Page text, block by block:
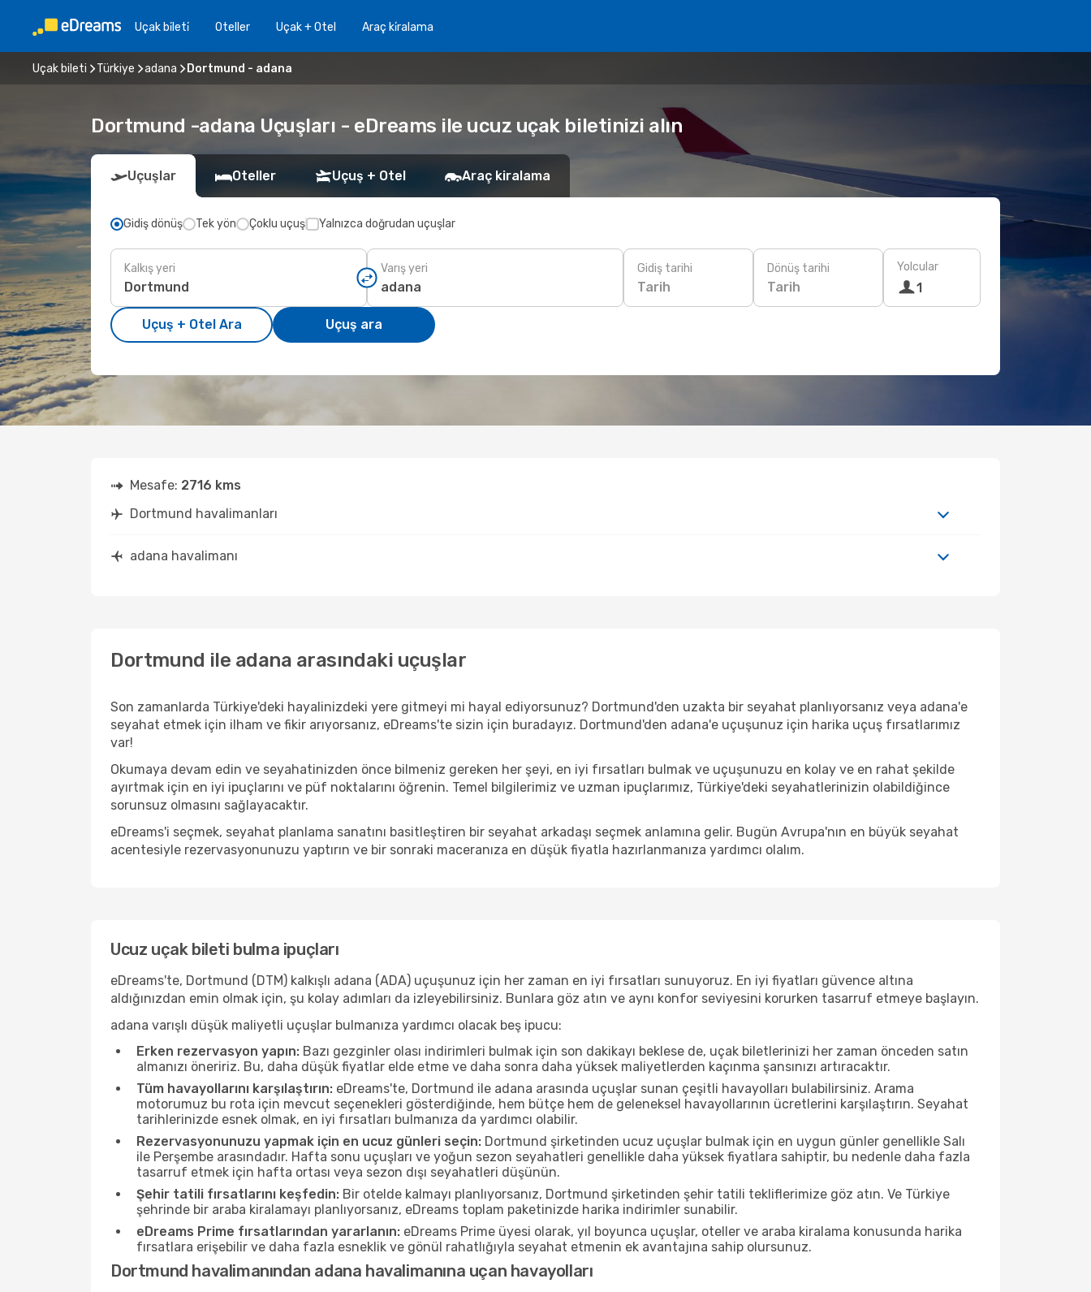
Uçak bi̇leti̇ Oteller Uçak + Otel Araç ki̇ralama
Uçak bileti Türkiye adana Dortmund - adana
Dortmund -adana Uçuşları - eDreams ile ucuz uçak biletinizi alın
Uçuşlar Oteller Uçuş + Otel Araç kiralama
Gidiş dönüş Tek yön Çoklu uçuş Yalnızca doğrudan uçuşlar
Kalkış yeri Varış yeri Gidiş tarihi
Tarih
Dönüş tarihi
Tarih
Yolcular
1
Uçuş + Otel Ara Uçuş ara
Mesafe: 2716 kms
Dortmund havalimanları
adana havalimanı
Dortmund ile adana arasındaki uçuşlar
Son zamanlarda Türkiye'deki hayalinizdeki yere gitmeyi mi hayal ediyorsunuz? Dortmund'den uzakta bir seyahat planlıyorsanız veya adana'e
seyahat etmek için ilham ve fikir arıyorsanız, eDreams'te sizin için buradayız. Dortmund'den adana'e uçuşunuz için harika uçuş fırsatlarımız
var!
Okumaya devam edin ve seyahatinizden önce bilmeniz gereken her şeyi, en iyi fırsatları bulmak ve uçuşunuzu en kolay ve en rahat şekilde
ayırtmak için en iyi ipuçlarını ve püf noktalarını öğrenin. Temel bilgilerimiz ve uzman ipuçlarımız, Türkiye'deki seyahatlerinizin olabildiğince
sorunsuz olmasını sağlayacaktır.
eDreams'i seçmek, seyahat planlama sanatını basitleştiren bir seyahat arkadaşı seçmek anlamına gelir. Bugün Avrupa'nın en büyük seyahat
acentesiyle rezervasyonunuzu yaptırın ve bir sonraki maceranıza en düşük fiyatla hazırlanmanıza yardımcı olalım.
Ucuz uçak bileti bulma ipuçları
eDreams'te, Dortmund (DTM) kalkışlı adana (ADA) uçuşunuz için her zaman en iyi fırsatları sunuyoruz. En iyi fiyatları güvence altına
aldığınızdan emin olmak için, şu kolay adımları da izleyebilirsiniz. Bunlara göz atın ve aynı konfor seviyesini korurken tasarruf etmeye başlayın.
adana varışlı düşük maliyetli uçuşlar bulmanıza yardımcı olacak beş ipucu:
Erken rezervasyon yapın: Bazı gezginler olası indirimleri bulmak için son dakikayı beklese de, uçak biletlerinizi her zaman önceden satın
almanızı öneririz. Bu, daha düşük fiyatlar elde etme ve daha sonra daha yüksek maliyetlerden kaçınma şansınızı artıracaktır.
Tüm havayollarını karşılaştırın: eDreams'te, Dortmund ile adana arasında uçuşlar sunan çeşitli havayolları bulabilirsiniz. Arama
motorumuz bu rota için mevcut seçenekleri gösterdiğinde, hem bütçe hem de geleneksel havayollarının ücretlerini karşılaştırın. Seyahat
tarihlerinizde esnek olmak, en iyi fırsatları bulmanıza da yardımcı olabilir.
Rezervasyonunuzu yapmak için en ucuz günleri seçin: Dortmund şirketinden ucuz uçuşlar bulmak için en uygun günler genellikle Salı
ile Perşembe arasındadır. Hafta sonu uçuşları ve yoğun sezon seyahatleri genellikle daha yüksek fiyatlara sahiptir, bu nedenle daha fazla
tasarruf etmek için hafta ortası veya sezon dışı seyahatleri düşünün.
Şehir tatili fırsatlarını keşfedin: Bir otelde kalmayı planlıyorsanız, Dortmund şirketinden şehir tatili tekliflerimize göz atın. Ve Türkiye
şehrinde bir araba kiralamayı planlıyorsanız, eDreams toplam paketinizde harika indirimler sunabilir.
eDreams Prime fırsatlarından yararlanın: eDreams Prime üyesi olarak, yıl boyunca uçuşlar, oteller ve araba kiralama konusunda harika
fırsatlara erişebilir ve daha fazla esneklik ve gönül rahatlığıyla seyahat etmenin ek avantajına sahip olursunuz.
Dortmund havalimanından adana havalimanına uçan havayolları